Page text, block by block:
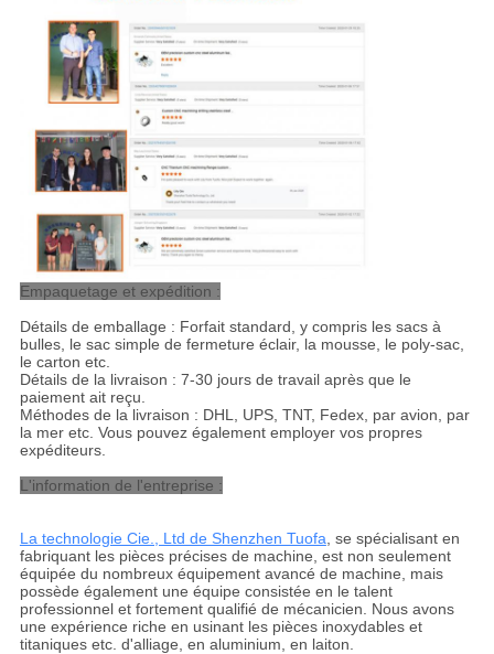
Empaquetage et expédition :
Détails de emballage : Forfait standard, y compris les sacs à
bulles, le sac simple de fermeture éclair, la mousse, le poly-sac,
le carton etc.
Détails de la livraison : 7-30 jours de travail après que le
paiement ait reçu.
Méthodes de la livraison : DHL, UPS, TNT, Fedex, par avion, par
la mer etc. Vous pouvez également employer vos propres
expéditeurs.
L'information de l'entreprise :
La technologie Cie., Ltd de Shenzhen Tuofa , se spécialisant en
fabriquant les pièces précises de machine, est non seulement
équipée du nombreux équipement avancé de machine, mais
possède également une équipe consistée en le talent
professionnel et fortement qualifié de mécanicien. Nous avons
une expérience riche en usinant les pièces inoxydables et
titaniques etc. d'alliage, en aluminium, en laiton.